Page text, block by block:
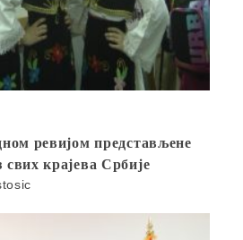
ревијом представљене
крајева Србије